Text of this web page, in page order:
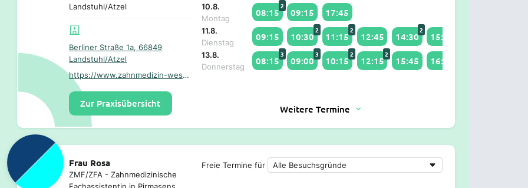
Landstuhl/Atzel
Berliner Straße 1a, 66849
Landstuhl/Atzel
https://www.zahnmedizin-westpfalz.de/
Zur Praxisübersicht
10.8.
Montag
08:15
2
09:15 17:45
11.8.
Dienstag
09:15 10:30
2
11:15
2
12:45 14:30
2
15:00
13.8.
Donnerstag
08:15
3
09:00
3
10:15
2
12:15
2
15:45 16:15
Weitere Termine
Frau Rosa
ZMF/ZFA - Zahnmedizinische
Fachassistentin in Pirmasens
Freie Termine für